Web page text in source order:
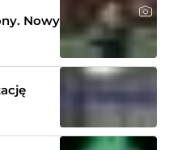
Nowy